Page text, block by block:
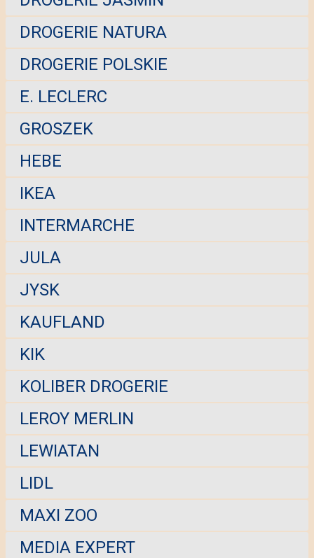
DROGERIE NATURA
DROGERIE POLSKIE
E. LECLERC
GROSZEK
HEBE
IKEA
INTERMARCHE
JULA
JYSK
KAUFLAND
KIK
KOLIBER DROGERIE
LEROY MERLIN
LEWIATAN
LIDL
MAXI ZOO
MEDIA EXPERT